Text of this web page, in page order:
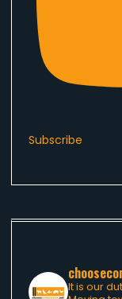
Subscribe
It is our